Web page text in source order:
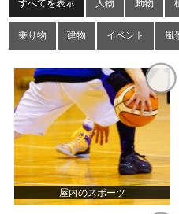
すべてを表示 人物 動物
乗り物 建物 イベント 風
屋内のスポーツ